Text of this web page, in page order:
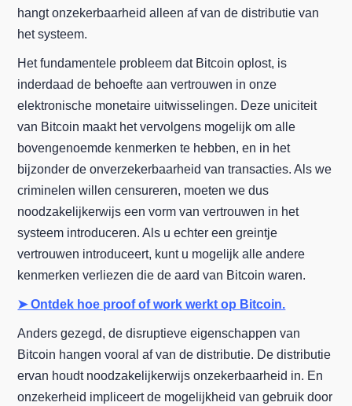
hangt onzekerbaarheid alleen af van de distributie van
het systeem.
Het fundamentele probleem dat Bitcoin oplost, is
inderdaad de behoefte aan vertrouwen in onze
elektronische monetaire uitwisselingen. Deze uniciteit
van Bitcoin maakt het vervolgens mogelijk om alle
bovengenoemde kenmerken te hebben, en in het
bijzonder de onverzekerbaarheid van transacties. Als we
criminelen willen censureren, moeten we dus
noodzakelijkerwijs een vorm van vertrouwen in het
systeem introduceren. Als u echter een greintje
vertrouwen introduceert, kunt u mogelijk alle andere
kenmerken verliezen die de aard van Bitcoin waren.
➤ Ontdek hoe proof of work werkt op Bitcoin.
Anders gezegd, de disruptieve eigenschappen van
Bitcoin hangen vooral af van de distributie. De distributie
ervan houdt noodzakelijkerwijs onzekerbaarheid in. En
onzekerheid impliceert de mogelijkheid van gebruik door